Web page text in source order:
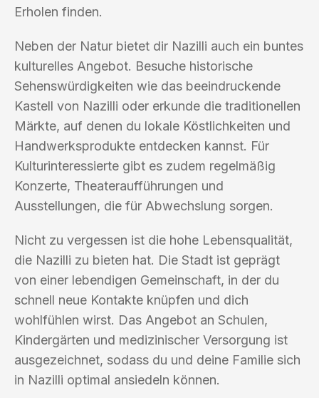
Erholen finden.
Neben der Natur bietet dir Nazilli auch ein buntes
kulturelles Angebot. Besuche historische
Sehenswürdigkeiten wie das beeindruckende
Kastell von Nazilli oder erkunde die traditionellen
Märkte, auf denen du lokale Köstlichkeiten und
Handwerksprodukte entdecken kannst. Für
Kulturinteressierte gibt es zudem regelmäßig
Konzerte, Theateraufführungen und
Ausstellungen, die für Abwechslung sorgen.
Nicht zu vergessen ist die hohe Lebensqualität,
die Nazilli zu bieten hat. Die Stadt ist geprägt
von einer lebendigen Gemeinschaft, in der du
schnell neue Kontakte knüpfen und dich
wohlfühlen wirst. Das Angebot an Schulen,
Kindergärten und medizinischer Versorgung ist
ausgezeichnet, sodass du und deine Familie sich
in Nazilli optimal ansiedeln können.